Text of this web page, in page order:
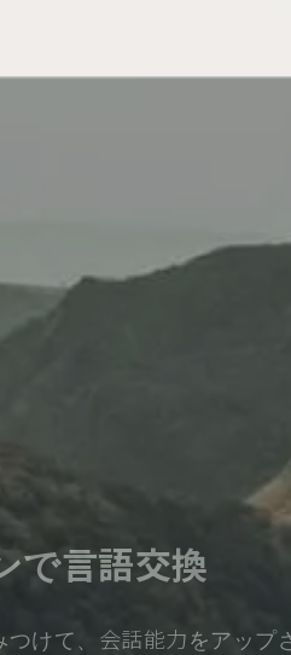
で言語交換
けて、会話能力をアップ